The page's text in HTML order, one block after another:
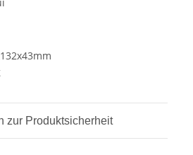
zur Produktsicherheit